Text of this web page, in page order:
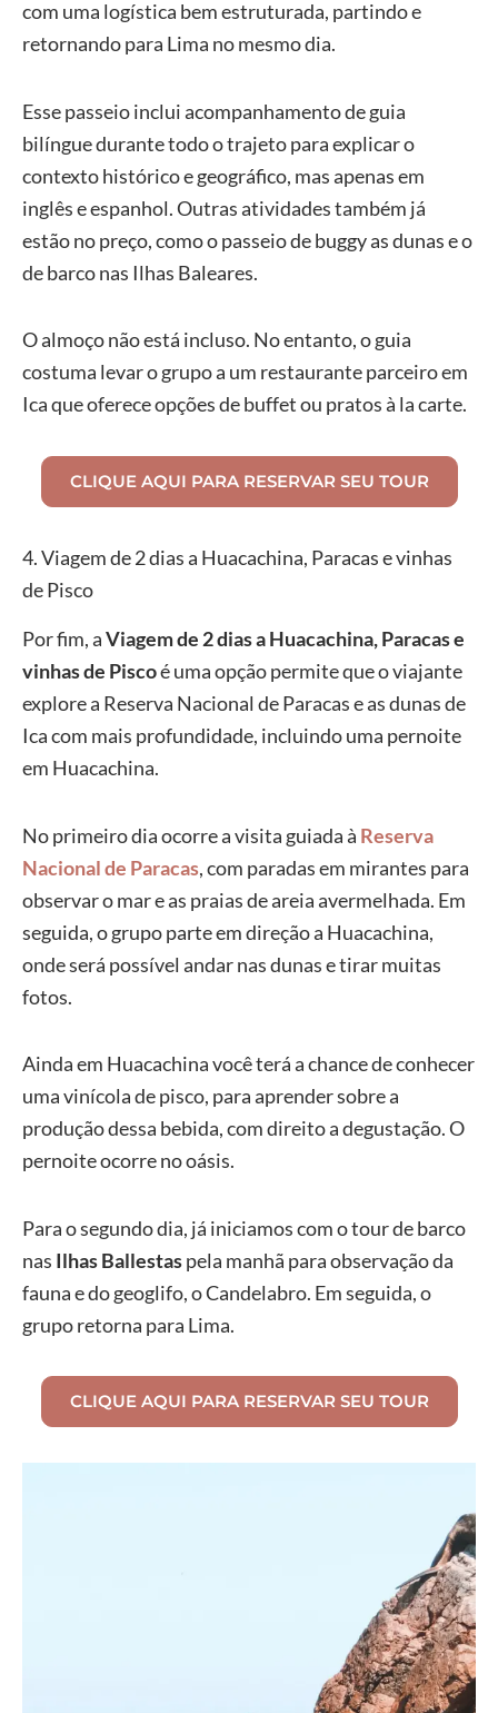
com uma logística bem estruturada, partindo e
retornando para Lima no mesmo dia.
Esse passeio inclui acompanhamento de guia
bilíngue durante todo o trajeto para explicar o
contexto histórico e geográfico, mas apenas em
inglês e espanhol. Outras atividades também já
estão no preço, como o passeio de buggy as dunas e o
de barco nas Ilhas Baleares.
O almoço não está incluso. No entanto, o guia
costuma levar o grupo a um restaurante parceiro em
Ica que oferece opções de buffet ou pratos à la carte.
CLIQUE AQUI PARA RESERVAR SEU TOUR
4. Viagem de 2 dias a Huacachina, Paracas e vinhas
de Pisco
Por fim, aViagem de 2 dias a Huacachina, Paracas e
vinhas de Piscoé uma opção permite que o viajante
explore a Reserva Nacional de Paracas e as dunas de
Ica com mais profundidade, incluindo uma pernoite
em Huacachina.
No primeiro dia ocorre a visita guiada à Reserva
Nacional de Paracas, com paradas em mirantes para
observar o mar e as praias de areia avermelhada. Em
seguida, o grupo parte em direção a Huacachina,
onde será possível andar nas dunas e tirar muitas
fotos.
Ainda em Huacachina você terá a chance de conhecer
uma vinícola de pisco, para aprender sobre a
produção dessa bebida, com direito a degustação. O
pernoite ocorre no oásis.
Para o segundo dia, já iniciamos com o tour de barco
nas Ilhas Ballestaspela manhã para observação da
fauna e do geoglifo, o Candelabro. Em seguida, o
grupo retorna para Lima.
CLIQUE AQUI PARA RESERVAR SEU TOUR